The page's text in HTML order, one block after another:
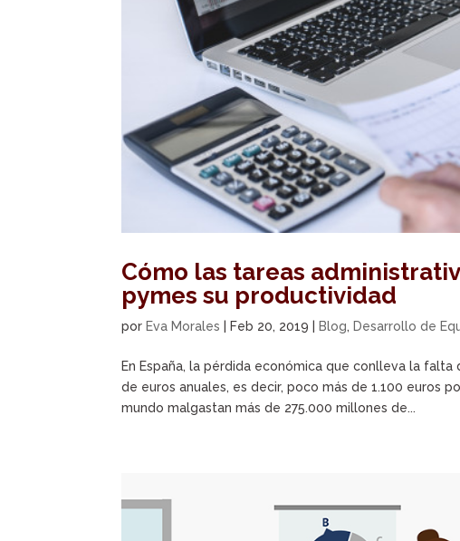
Cómo las tareas
pymes su productividad
por Eva Morales Feb 20, 2019 Blog, Desarrollo de
En España, la pérdida económica que conlleva la
de euros anuales, es decir, poco más de 1.100 euros
mundo malgastan más de 275.000 millones de...